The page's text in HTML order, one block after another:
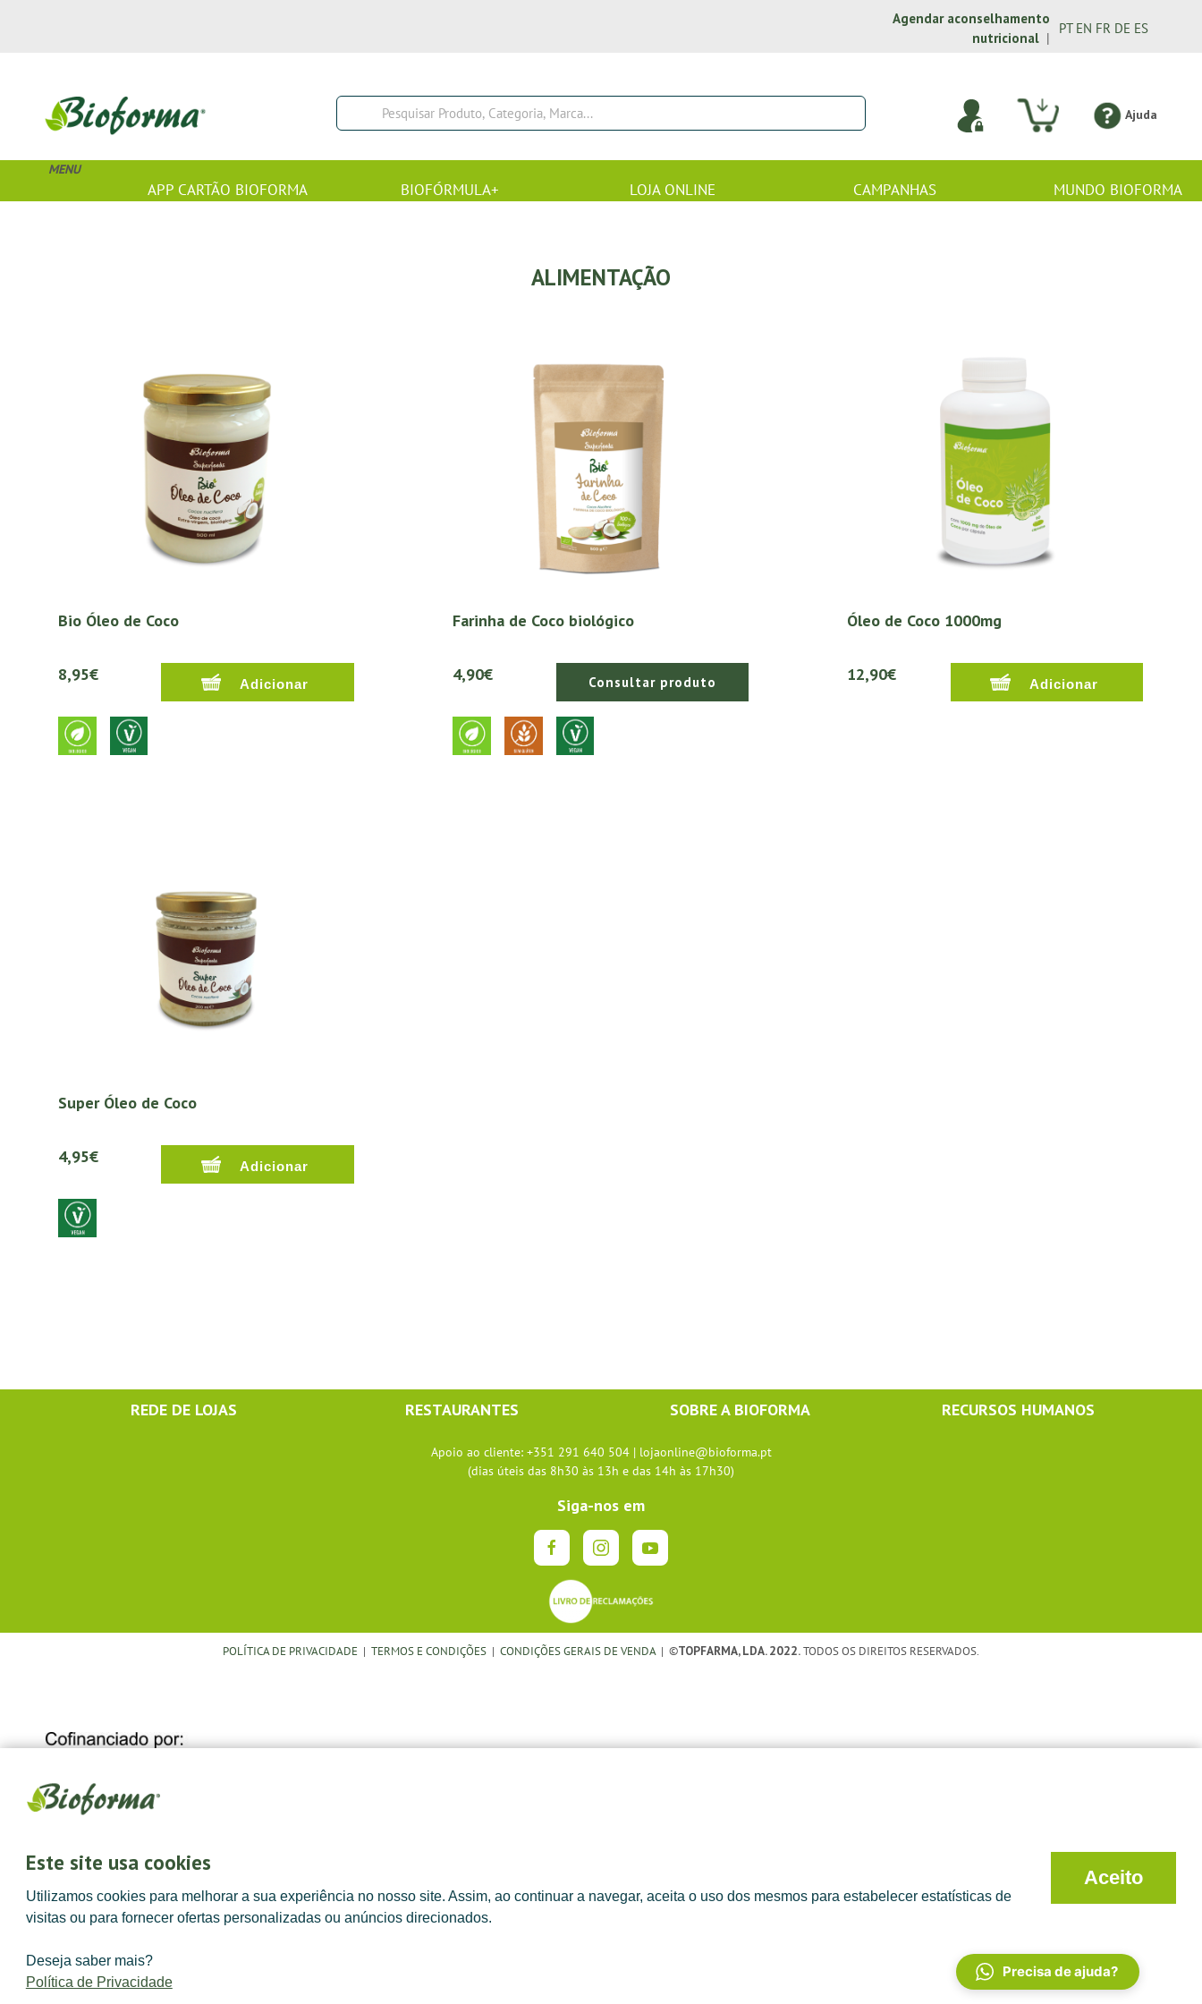
Este site usa cookies
Utilizamos cookies para melhorar a sua experiência no nosso site. Assim, ao continuar a navegar, aceita o uso dos mesmos para estabelecer estatísticas de
visitas ou para fornecer ofertas personalizadas ou anúncios direcionados.
Deseja saber mais?
Política de Privacidade
Aceito
Agendar aconselhamento
nutricional |
PT EN FR DE ES
Ajuda
MENU
APP CARTÃO BIOFORMA BIOFÓRMULA+ LOJA ONLINE CAMPANHAS MUNDO BIOFORMA
ALIMENTAÇÃO
Bio Óleo de Coco
8,95€
Farinha de Coco biológico
4,90€ Consultar produto
Óleo de Coco 1000mg
12,90€
Super Óleo de Coco
4,95€
REDE DE LOJAS RESTAURANTES SOBRE A BIOFORMA RECURSOS HUMANOS
Apoio ao cliente: +351 291 640 504 | lojaonline@bioforma.pt
(dias úteis das 8h30 às 13h e das 14h às 17h30)
Siga-nos em
POLÍTICA DE PRIVACIDADE | TERMOS E CONDIÇÕES | CONDIÇÕES GERAIS DE VENDA | ©TOPFARMA, LDA. 2022.TODOS OS DIREITOS RESERVADOS.
Precisa de ajuda?